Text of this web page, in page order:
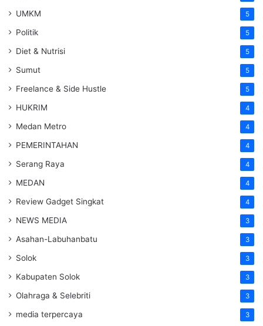
UMKM 5
Politik 5
Diet & Nutrisi 5
Sumut 5
Freelance & Side Hustle 5
HUKRIM 4
Medan Metro 4
PEMERINTAHAN 4
Serang Raya 4
MEDAN 4
Review Gadget Singkat 4
NEWS MEDIA 3
Asahan-Labuhanbatu 3
Solok 3
Kabupaten Solok 3
Olahraga & Selebriti 3
media terpercaya 3